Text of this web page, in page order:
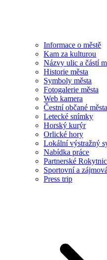
Informace o městě
Kam za kulturou
Názvy ulic a částí
Historie města
Symboly města
Fotogalerie města
Web kamera
Čestní občané města
Letecké snímky
Horský kurýr
Orlické hory
Lokální výstražný
Nabídka práce
Partnerské
Sportovní a
Press trip